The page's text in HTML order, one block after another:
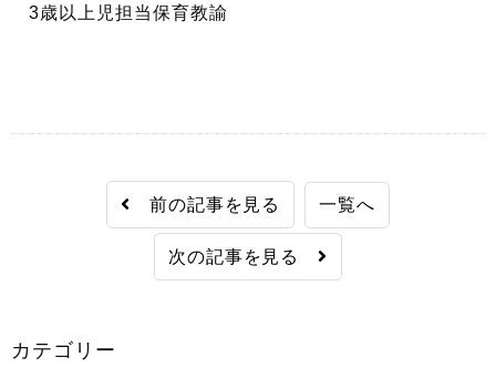
3歳以上児担当保育教諭
前の記事を見る 一覧へ
次の記事を見る
カテゴリー